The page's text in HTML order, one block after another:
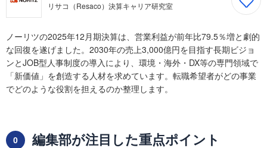
リサコ（Resaco）決算キャリア研究室
ノーリツの2025年12月期決算は、営業利益が前年比79.5％増と劇的
な回復を遂げました。2030年の売上3,000億円を目指す長期ビジョ
ンとJOB型人事制度の導入により、環境・海外・DX等の専門領域で
「新価値」を創造する人材を求めています。転職希望者がどの事業
でどのような役割を担えるのか整理します。
0 編集部が注目した重点ポイント